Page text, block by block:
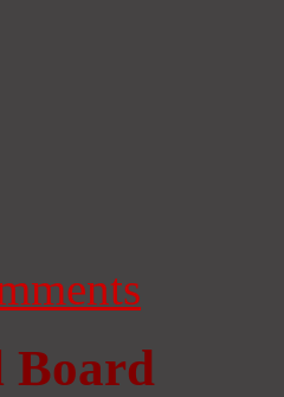
Board